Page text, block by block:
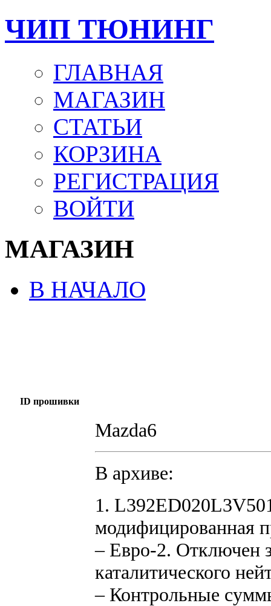
ЧИП ТЮНИНГ
ГЛАВНАЯ
МАГАЗИН
СТАТЬИ
КОРЗИНА
РЕГИСТРАЦИЯ
ВОЙТИ
МАГАЗИН
В НАЧАЛО
ID прошивки
Mazda6
В архиве:
1.
модифицированная
– Евро-2. Отключен
каталитического
– Контрольные